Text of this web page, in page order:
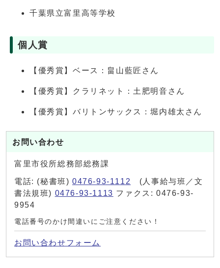
千葉県立富里高等学校
個人賞
【優秀賞】ベース：畠山藍匠さん
【優秀賞】クラリネット：土肥明音さん
【優秀賞】バリトンサックス：堀内雄太さん
お問い合わせ
富里市役所総務部総務課
電話: (秘書班) 0476-93-1112
(人事給与班／文
書法規班) 0476-93-1113 ファクス: 0476-93-
9954
電話番号のかけ間違いにご注意ください！
お問い合わせフォーム